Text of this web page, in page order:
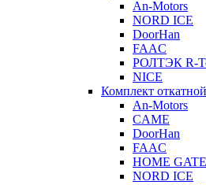
An-Motors
NORD ICE
DoorHan
FAAC
РОЛТЭК R-
NICE
Комплект откатной
An-Motors
CAME
DoorHan
FAAC
HOME GATE
NORD ICE